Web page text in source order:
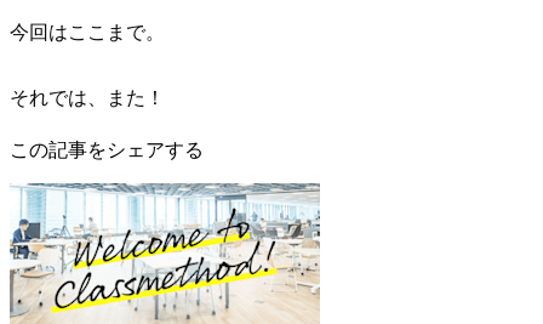
今回はここまで。
それでは、また！
この記事をシェアする